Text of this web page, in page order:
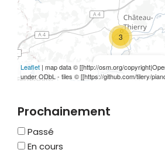
3
Leaflet | map data © [[http://osm.org/
under ODbL - tiles © [[https://github.com/tilery/
Rechercher ici
Prochainement
Passé
En cours